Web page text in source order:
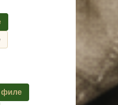
филе